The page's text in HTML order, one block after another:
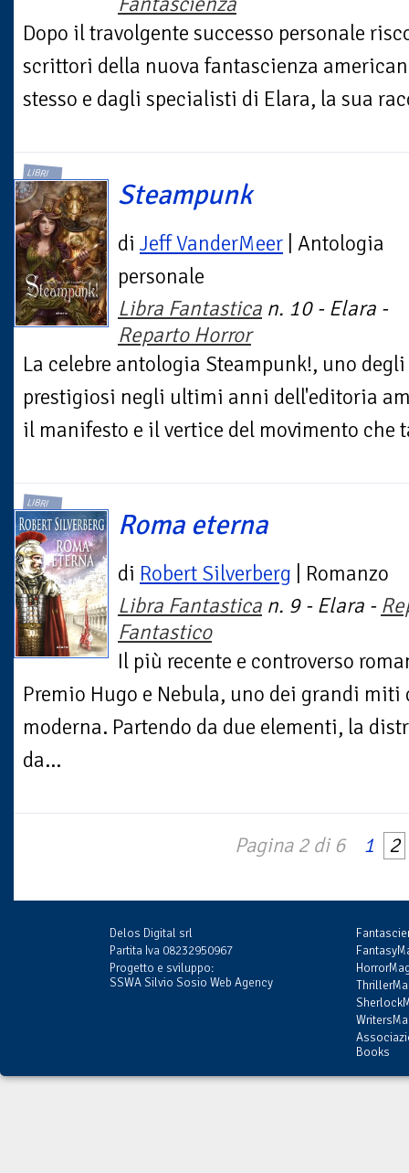
Dopo il travolgente successo personale
scrittori della nuova fantascienza
stesso e dagli specialisti di Elara, la sua
LIBRI
Steampunk
di Jeff VanderMeer | Antologia
personale
Libra Fantastica n. 10 - Elara -
Reparto Horror
La celebre antologia Steampunk!, uno
prestigiosi negli ultimi anni dell'editoria
il manifesto e il vertice del movimento che
LIBRI
Roma eterna
di Robert Silverberg | Romanzo
Libra Fantastica n. 9 - Elara -
Fantastico
Il più recente e controverso
Premio Hugo e Nebula, uno dei grandi
moderna. Partendo da due elementi, la
da...
Pagina 2 di 6 1 2
Delos Digital srl
Partita Iva 08232950967
Progetto e sviluppo:
SSWA Silvio Sosio Web Agency
Books